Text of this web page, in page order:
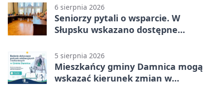
6 sierpnia 2026
Seniorzy pytali o wsparcie. W
Słupsku wskazano dostępne
5 sierpnia 2026
Mieszkańcy gminy Damnica mogą
wskazać kierunek zmian w